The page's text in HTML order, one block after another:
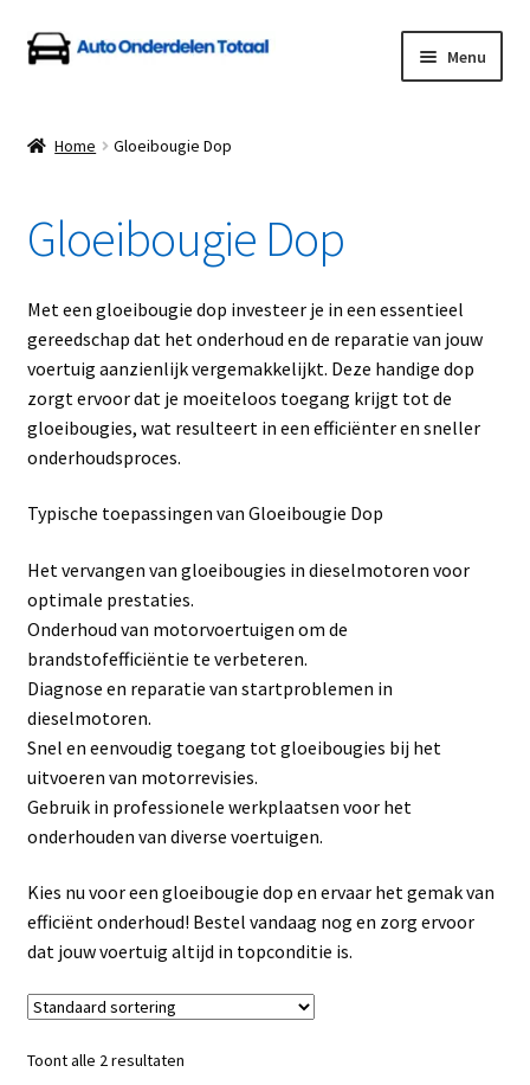
Ga
door
navigatie
Ga
naar
inhoud
Menu
Auto Onderdelen Shop
Betalen en Verzenden
Blog
Contact
My account
Over Ons
Overzicht
Privacybeleid
Videos
Winkelwagen
Home Gloeibougie Dop
Gloeibougie Dop
Met een gloeibougie dop investeer je in een essentieel
gereedschap dat het onderhoud en de reparatie van jouw
voertuig aanzienlijk vergemakkelijkt. Deze handige dop
zorgt ervoor dat je moeiteloos toegang krijgt tot de
gloeibougies, wat resulteert in een efficiënter en sneller
onderhoudsproces.
Typische toepassingen van Gloeibougie Dop
Het vervangen van gloeibougies in dieselmotoren voor
optimale prestaties.
Onderhoud van motorvoertuigen om de
brandstofefficiëntie te verbeteren.
Diagnose en reparatie van startproblemen in
dieselmotoren.
Snel en eenvoudig toegang tot gloeibougies bij het
uitvoeren van motorrevisies.
Gebruik in professionele werkplaatsen voor het
onderhouden van diverse voertuigen.
Kies nu voor een gloeibougie dop en ervaar het gemak van
efficiënt onderhoud! Bestel vandaag nog en zorg ervoor
dat jouw voertuig altijd in topconditie is.
Toont alle 2 resultaten